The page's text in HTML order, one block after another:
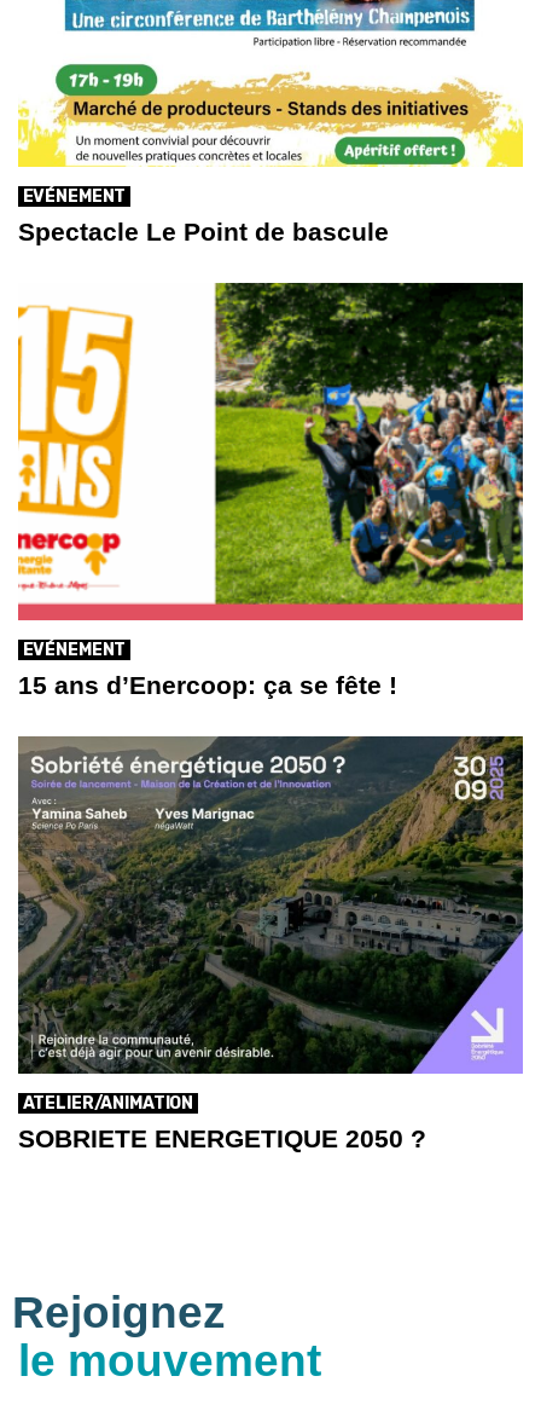
EVÉNEMENT
Spectacle Le Point de bascule
EVÉNEMENT
15 ans d’Enercoop: ça se fête !
ATELIER/ANIMATION
SOBRIETE ENERGETIQUE 2050 ?
Rejoignez
le mouvement